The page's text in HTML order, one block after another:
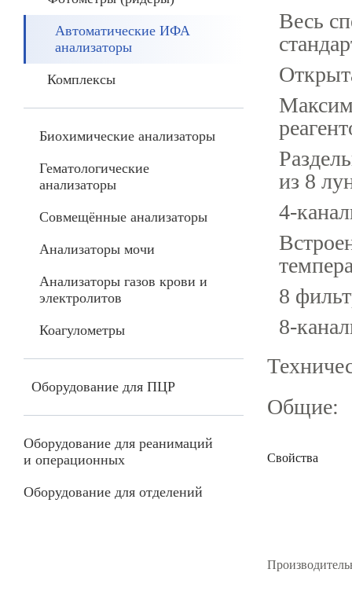
Автоматические ИФА
анализаторы
Комплексы
Биохимические анализаторы
Гематологические
анализаторы
Совмещённые анализаторы
Анализаторы мочи
Анализаторы газов крови и
электролитов
Коагулометры
Оборудование для ПЦР
Оборудование для реанимаций
и операционных
Оборудование для отделений
Весь
из 8
4-
8
8-
Общие:
Свойства